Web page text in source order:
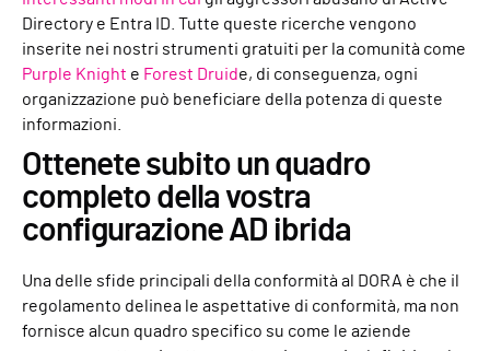
Directory e Entra ID. Tutte queste ricerche vengono
inserite nei nostri strumenti gratuiti per la comunità come
Purple Knight e Forest Druide, di conseguenza, ogni
organizzazione può beneficiare della potenza di queste
informazioni.
Ottenete subito un quadro
completo della vostra
configurazione AD ibrida
Una delle sfide principali della conformità al DORA è che il
regolamento delinea le aspettative di conformità, ma non
fornisce alcun quadro specifico su come le aziende